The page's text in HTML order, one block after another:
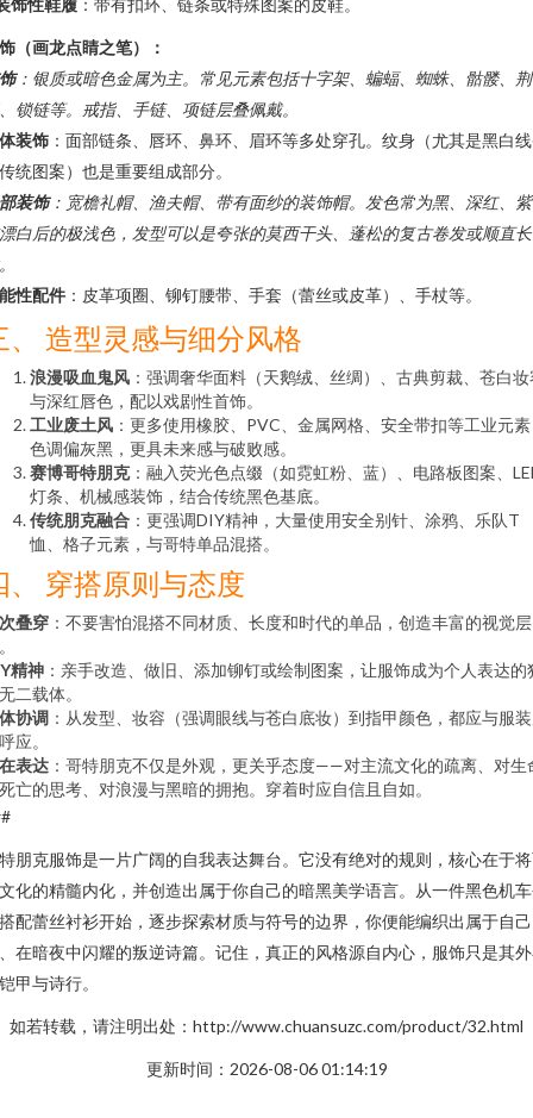
饰性鞋履 ：带有扣环、链条或特殊图案的皮鞋。
（画龙点睛之笔）：
：银质或暗色金属为主。常见元素包括十字架、蝙蝠、蜘蛛、骷髅、荆
锁链等。戒指、手链、项链层叠佩戴。
装饰 ：面部链条、唇环、鼻环、眉环等多处穿孔。纹身（尤其是黑白
统图案）也是重要组成部分。
装饰：宽檐礼帽、渔夫帽、带有面纱的装饰帽。发色常为黑、深红、
白后的极浅色，发型可以是夸张的莫西干头、蓬松的复古卷发或顺直长
性配件 ：皮革项圈、铆钉腰带、手套（蕾丝或皮革）、手杖等。
、 造型灵感与细分风格
浪漫吸血鬼风 ：强调奢华面料（天鹅绒、丝绸）、古典剪裁、苍白妆
与深红唇色，配以戏剧性首饰。
工业废土风 ：更多使用橡胶、PVC、金属网格、安全带扣等工业元
色调偏灰黑，更具未来感与破败感。
赛博哥特朋克：融入荧光色点缀（如霓虹粉、蓝）、电路板图案、
灯条、机械感装饰，结合传统黑色基底。
传统朋克融合 ：更强调DIY精神，大量使用安全别针、涂鸦、乐队T
恤、格子元素，与哥特单品混搭。
、 穿搭原则与态度
叠穿 ：不要害怕混搭不同材质、长度和时代的单品，创造丰富的视觉层
精神 ：亲手改造、做旧、添加铆钉或绘制图案，让服饰成为个人表达的
二载体。
协调 ：从发型、妆容（强调眼线与苍白底妆）到指甲颜色，都应与服
应。
表达 ：哥特朋克不仅是外观，更关乎态度——对主流文化的疏离、对生
亡的思考、对浪漫与黑暗的拥抱。穿着时应自信且自如。
朋克服饰是一片广阔的自我表达舞台。它没有绝对的规则，核心在于
化的精髓内化，并创造出属于你自己的暗黑美学语言。从一件黑色机
配蕾丝衬衫开始，逐步探索材质与符号的边界，你便能编织出属于自己
在暗夜中闪耀的叛逆诗篇。记住，真正的风格源自内心，服饰只是其
甲与诗行。
如若转载，请注明出处：http://www.chuansuzc.com/product/32.html
更新时间：2026-08-06 01:14:19